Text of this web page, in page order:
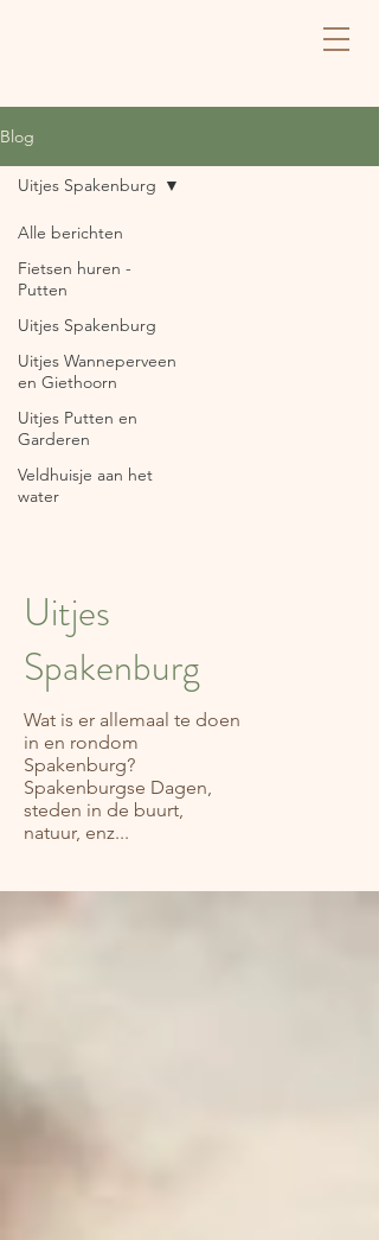
Blog
Alle berichten
Fietsen huren -
Putten
Uitjes Spakenburg
Uitjes Wanneperveen
en Giethoorn
Uitjes Putten en
Garderen
Veldhuisje aan het
water
Uitjes Spakenburg
Uitjes
Spakenburg
Wat is er allemaal te doen
in en rondom
Spakenburg?
Spakenburgse Dagen,
steden in de buurt,
natuur, enz...